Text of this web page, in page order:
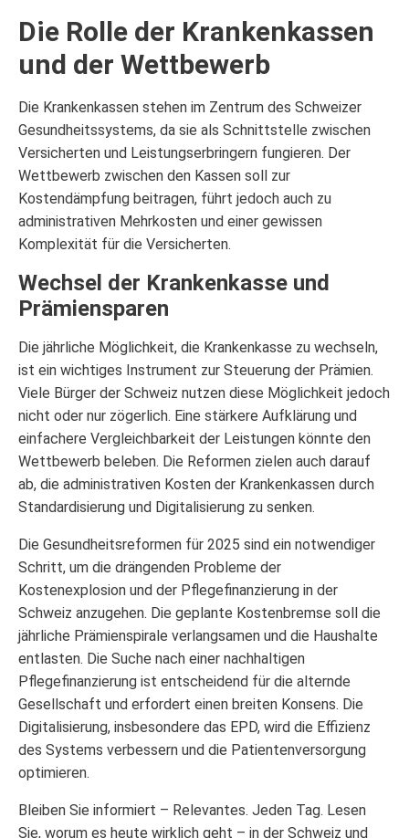
Die Rolle der Krankenkassen
und der Wettbewerb
Die Krankenkassen stehen im Zentrum des Schweizer
Gesundheitssystems, da sie als Schnittstelle zwischen
Versicherten und Leistungserbringern fungieren. Der
Wettbewerb zwischen den Kassen soll zur
Kostendämpfung beitragen, führt jedoch auch zu
administrativen Mehrkosten und einer gewissen
Komplexität für die Versicherten.
Wechsel der Krankenkasse und
Prämiensparen
Die jährliche Möglichkeit, die Krankenkasse zu wechseln,
ist ein wichtiges Instrument zur Steuerung der Prämien.
Viele Bürger der Schweiz nutzen diese Möglichkeit jedoch
nicht oder nur zögerlich. Eine stärkere Aufklärung und
einfachere Vergleichbarkeit der Leistungen könnte den
Wettbewerb beleben. Die Reformen zielen auch darauf
ab, die administrativen Kosten der Krankenkassen durch
Standardisierung und Digitalisierung zu senken.
Die Gesundheitsreformen für 2025 sind ein notwendiger
Schritt, um die drängenden Probleme der
Kostenexplosion und der Pflegefinanzierung in der
Schweiz anzugehen. Die geplante Kostenbremse soll die
jährliche Prämienspirale verlangsamen und die Haushalte
entlasten. Die Suche nach einer nachhaltigen
Pflegefinanzierung ist entscheidend für die alternde
Gesellschaft und erfordert einen breiten Konsens. Die
Digitalisierung, insbesondere das EPD, wird die Effizienz
des Systems verbessern und die Patientenversorgung
optimieren.
Bleiben Sie informiert – Relevantes. Jeden Tag. Lesen
Sie, worum es heute wirklich geht – in der Schweiz und